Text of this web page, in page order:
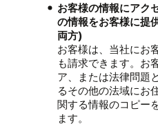
お客様の情報にアク
の情報をお客様に提
両方)
お客様は、当社にお
も請求できます。お
ア、または法律問題
るその他の法域にお
関する情報のコピー
ます。